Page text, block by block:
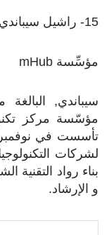
15- راشيل سيباندي، الدولة: مالاوى
مؤسِّسة mHub
مؤسّسة مركز
لشركات
بناء رواد التقنية
و الإرشاد.